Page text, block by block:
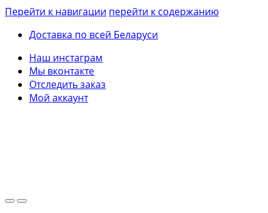
Перейти к навигации перейти к содержанию
Доставка по всей Беларуси
Наш инстаграм
Мы вконтакте
Отследить заказ
Мой аккаунт